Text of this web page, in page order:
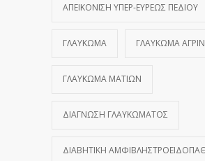
ΑΠΕΙΚΌΝΙΣΗ ΥΠΕΡ-ΕΥΡΈΩΣ ΠΕΔΊΟΥ
ΓΛΑΎΚΩΜΑ ΓΛΑΎΚΩΜΑ
ΓΛΑΎΚΩΜΑ ΜΑΤΙΏΝ
ΔΙΆΓΝΩΣΗ ΓΛΑΥΚΏΜΑΤΟΣ
ΔΙΑΒΗΤΙΚΉ